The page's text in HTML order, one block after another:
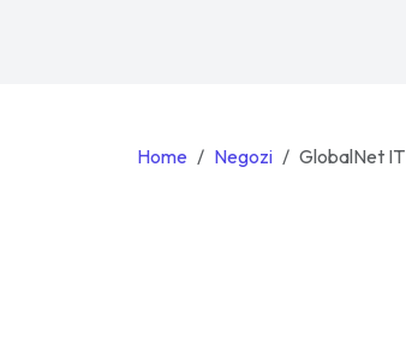
Home Negozi GlobalNet IT